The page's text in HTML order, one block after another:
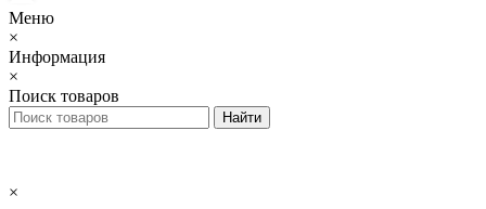
Меню
×
Информация
×
Поиск товаров
×